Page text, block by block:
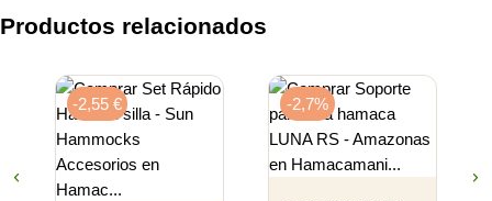
Productos relacionados
-2,55 € -2,7%